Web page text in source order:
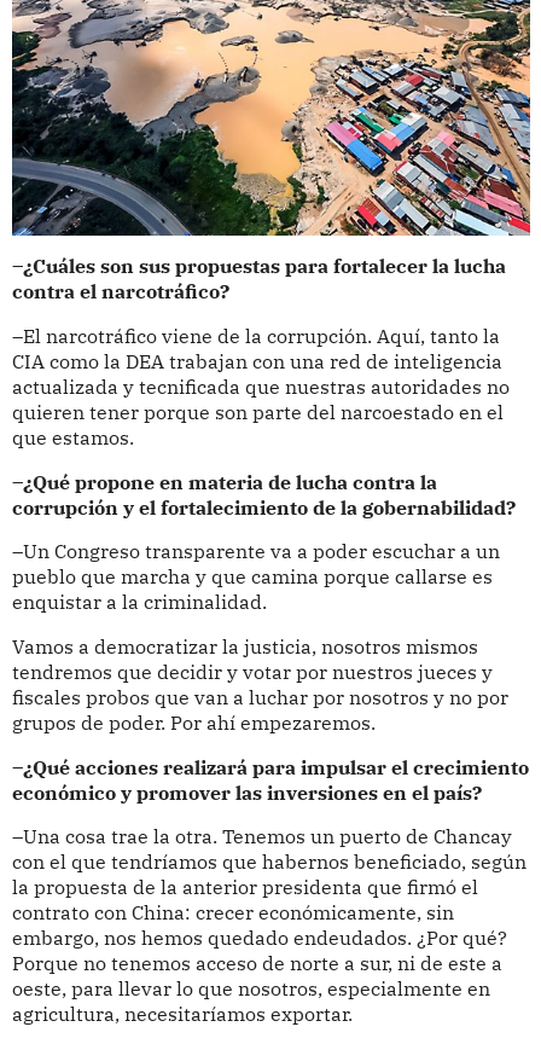
–¿Cuáles son sus propuestas para fortalecer la lucha
contra el narcotráfico?
–El narcotráfico viene de la corrupción. Aquí, tanto la
CIA como la DEA trabajan con una red de inteligencia
actualizada y tecnificada que nuestras autoridades no
quieren tener porque son parte del narcoestado en el
que estamos.
–¿Qué propone en materia de lucha contra la
corrupción y el fortalecimiento de la gobernabilidad?
–Un Congreso transparente va a poder escuchar a un
pueblo que marcha y que camina porque callarse es
enquistar a la criminalidad.
Vamos a democratizar la justicia, nosotros mismos
tendremos que decidir y votar por nuestros jueces y
fiscales probos que van a luchar por nosotros y no por
grupos de poder. Por ahí empezaremos.
–¿Qué acciones realizará para impulsar el crecimiento
económico y promover las inversiones en el país?
–Una cosa trae la otra. Tenemos un puerto de Chancay
con el que tendríamos que habernos beneficiado, según
la propuesta de la anterior presidenta que firmó el
contrato con China: crecer económicamente, sin
embargo, nos hemos quedado endeudados. ¿Por qué?
Porque no tenemos acceso de norte a sur, ni de este a
oeste, para llevar lo que nosotros, especialmente en
agricultura, necesitaríamos exportar.